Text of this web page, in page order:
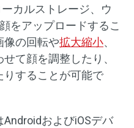
カルストレージ、ウ
をアップロードするこ
像の回転や拡大縮小、
て顔を調整したり、
することが可能で
およびiOSデバ